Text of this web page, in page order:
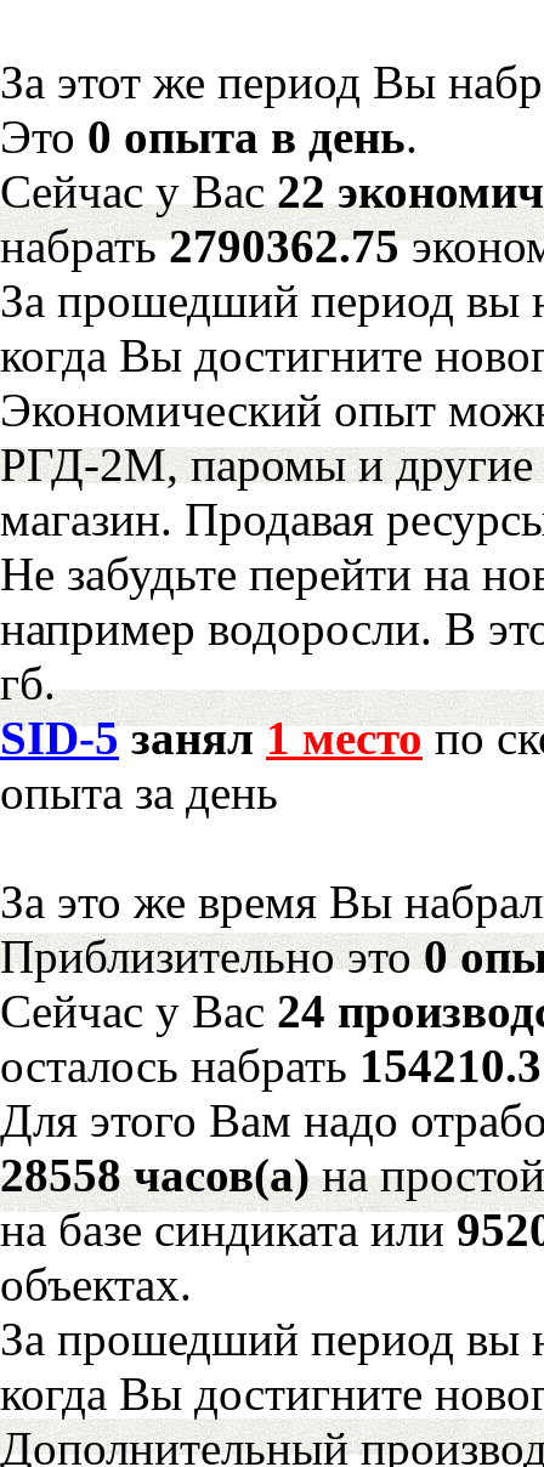
За этот же период Вы
Это 0 опыта в день.
Сейчас у Вас22
набрать2790362.75
За прошедший период вы
когда Вы достигните
Экономический опыт
РГД-2М, паромы и другие
магазин. Продавая
Не забудьте перейти на
например водоросли. В
гб.
SID-5занял1 местопо
опыта за день
За это же время Вы
Приблизительно это0
Сейчас у Вас 24
осталось набрать
Для этого Вам надо
28558 часов(а)на
на базе синдиката или
объектах.
За прошедший период вы
когда Вы достигните
Дополнительный